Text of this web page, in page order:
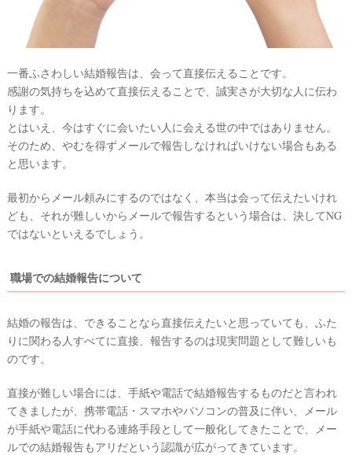
一番ふさわしい結婚報告は、会って直接伝えることです。
感謝の気持ちを込めて直接伝えることで、誠実さが大切な人に伝わ
ります。
とはいえ、今はすぐに会いたい人に会える世の中ではありません。
そのため、やむを得ずメールで報告しなければいけない場合もある
と思います。
最初からメール頼みにするのではなく、本当は会って伝えたいけれ
ども、それが難しいからメールで報告するという場合は、決してNG
ではないといえるでしょう。
職場での結婚報告について
結婚の報告は、できることなら直接伝えたいと思っていても、ふた
りに関わる人すべてに直接、報告するのは現実問題として難しいも
のです。
直接が難しい場合には、手紙や電話で結婚報告するものだと言われ
てきましたが、携帯電話・スマホやパソコンの普及に伴い、メール
が手紙や電話に代わる連絡手段として一般化してきたことで、メー
ルでの結婚報告もアリだという認識が広がってきています。
ェ
デ
ィ
グ
フ
ト